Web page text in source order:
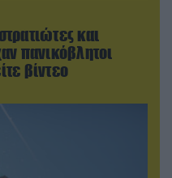
και
πανικόβλητοι
βίντεο